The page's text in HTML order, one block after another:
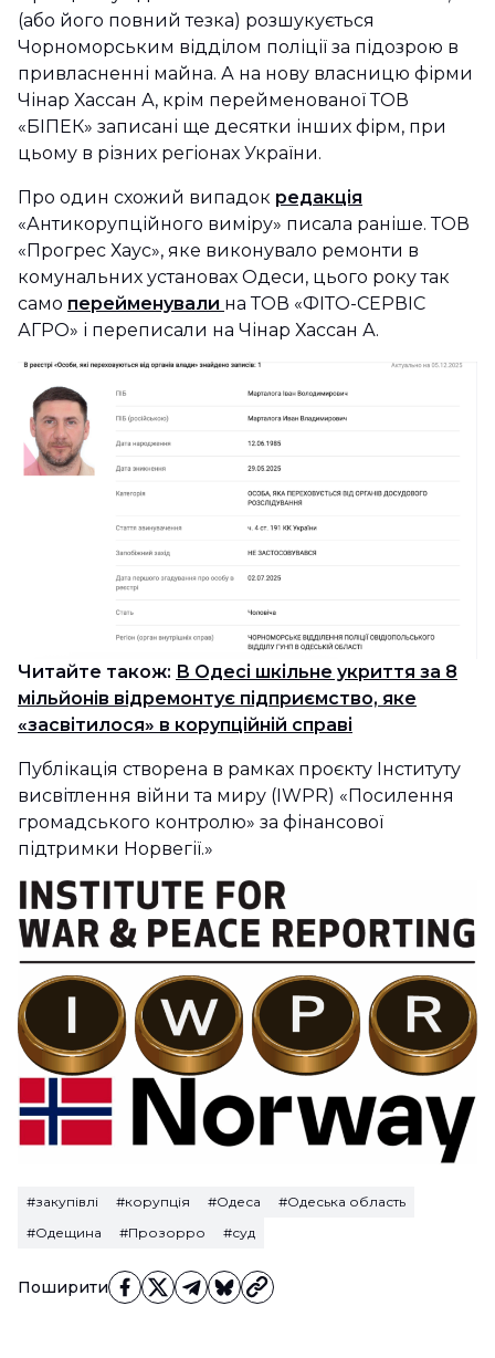
Поширити
(або його повний тезка) розшукується
Чорноморським відділом поліції за підозрою в
привласненні майна. А на нову власницю фірми
Чінар Хассан А, крім перейменованої ТОВ
«БІПЕК» записані ще десятки інших фірм, при
цьому в різних регіонах України.
Про один схожий випадок редакція
«Антикорупційного виміру» писала раніше. ТОВ
«Прогрес Хаус», яке виконувало ремонти в
комунальних установах Одеси, цього року так
само перейменували на ТОВ «ФІТО-СЕРВІС
АГРО» і переписали на Чінар Хассан А.
Читайте також: В Одесі шкільне укриття за 8
мільйонів відремонтує підприємство, яке
«засвітилося» в корупційній справі
Публікація створена в рамках проєкту Інституту
висвітлення війни та миру (IWPR) «Посилення
громадського контролю» за фінансової
підтримки Норвегії.»
#закупівлі #корупція #Одеса
#Одеська область
#Одещина
#Прозорро #суд